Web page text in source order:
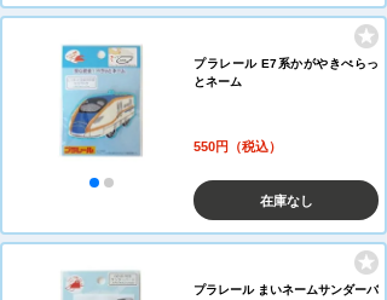
プラレール E7系かがやきぺらっ
とネーム
550円（税込）
在庫なし
プラレール まいネームサンダーバ